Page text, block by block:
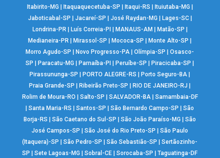
Itabirito-MG
Itaquaquecetuba-SP Itaqui-RS Ituiutaba-MG
Jaboticabal-SP
Jacareí-SP José Raydan-MG Lages-SC|
Londrina-PR| Luís Correia-PI MANAUS-AM Matão-SP
Medianeira-PR
Mirassol-SP Mococa-SP Monte Alto-SP
Morro Agudo-SP
Novo Progresso-PA |Olímpia-SP |Osasco-
SP
Paracatu-MG Parnaíba-PI Peruíbe-SP Piracicaba-SP
Pirassununga-SP
PORTO ALEGRE-RS Porto Seguro-BA
Praia Grande-SP
Ribeirão Preto-SP RIO DE JANEIRO-RJ
Rolim de Moura-RO
Salto-SP SALVADOR-BA| Samambaia-DF
|Santa Maria-RS |Santos-SP |São Bernardo Campo-SP |São
Borja-RS
|São Caetano do Sul-SP |São João Paraíso-MG |São
José Campos-SP
|São José do Rio Preto-SP |São Paulo
(Itaquera)-SP
|São Pedro-SP |São Sebastião-SP |Sertãozinho-
SP
|Sete Lagoas-MG |Sobral-CE |Sorocaba-SP |Taguatinga-DF